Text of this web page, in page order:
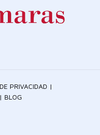
PRIVACIDAD |
| BLOG